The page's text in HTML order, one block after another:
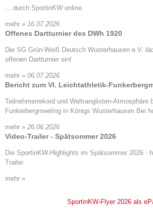
... durch SportinKW online.
mehr » 16.07.2026
Offenes Dartturnier des DWh 1920
Die SG Grün-Weiß Deutsch Wusterhausen e.V.
offenen Dartturnier ein!
mehr » 06.07.2026
Bericht zum VI. Leichtathletik-
Teilnehmerrekord und Weltranglisten-Atmosphäre
Funkerbergmeeting in Königs Wusterhausen Bei
mehr » 26.06.2026
Video-Trailer - Spätsommer 2026
Die SportinKW-Highlights im Spätsommer 2026 -
Trailer.
mehr »
SportinKW-Flyer 2026 als